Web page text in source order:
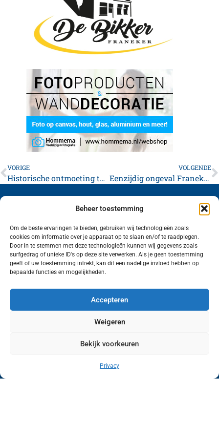
Beheer toestemming
Om de beste ervaringen te bieden, gebruiken wij technologieën zoals
cookies om informatie over je apparaat op te slaan en/of te raadplegen.
Door in te stemmen met deze technologieën kunnen wij gegevens zoals
surfgedrag of unieke ID's op deze site verwerken. Als je geen toestemming
geeft of uw toestemming intrekt, kan dit een nadelige invloed hebben op
bepaalde functies en mogelijkheden.
Accepteren
Weigeren
Bekijk voorkeuren
Privacy
VORIGE
Historische ontmoeting tussen Frisia Leiden en De Bogt fen Guné in Franeker
VOLGENDE
Eenzijdig ongeval Franekerweg Tzum
Volg ons (hierboven) op social media!
Wij van FranekerActueel.nl verzorgen het nieuws